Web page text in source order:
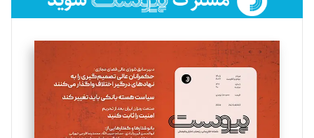
فائزه فتحی رستمی
تحریریه
سروش کرمیان
تحریریه